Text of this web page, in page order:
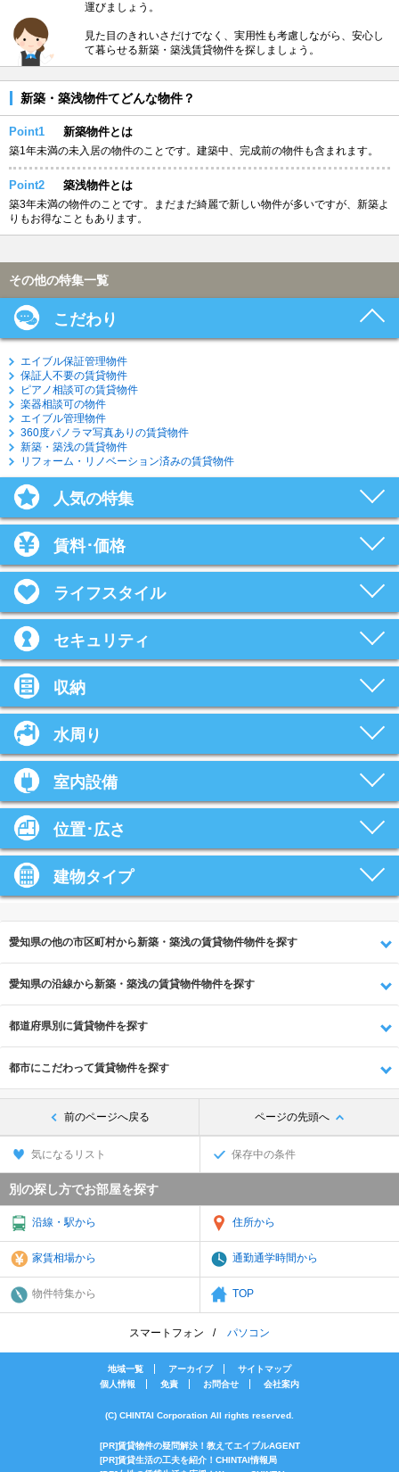
運びましょう。
見た目のきれいさだけでなく、実用性も考慮しながら、安心し
て暮らせる新築・築浅賃貸物件を探しましょう。
新築・築浅物件てどんな物件？
Point1 新築物件とは
築1年未満の未入居の物件のことです。建築中、完成前の物件も含まれます。
Point2 築浅物件とは
築3年未満の物件のことです。まだまだ綺麗で新しい物件が多いですが、新築よ
りもお得なこともあります。
その他の特集一覧
こだわり
エイブル保証管理物件
保証人不要の賃貸物件
ピアノ相談可の賃貸物件
楽器相談可の物件
エイブル管理物件
360度パノラマ写真ありの賃貸物件
新築・築浅の賃貸物件
リフォーム・リノベーション済みの賃貸物件
人気の特集
賃料･価格
ライフスタイル
セキュリティ
収納
水周り
室内設備
位置･広さ
建物タイプ
愛知県の他の市区町村から新築・築浅の賃貸物件物件を探す
愛知県の沿線から新築・築浅の賃貸物件物件を探す
都道府県別に賃貸物件を探す
都市にこだわって賃貸物件を探す
前のページへ戻る ページの先頭へ
気になるリスト 保存中の条件
別の探し方でお部屋を探す
沿線・駅から 住所から
家賃相場から 通勤通学時間から
物件特集から TOP
スマートフォン パソコン
地域一覧 アーカイブ
サイトマップ
個人情報
免責 お問合せ 会社案内
(C) CHINTAI Corporation All rights reserved.
[PR]賃貸物件の疑問解決！教えてエイブルAGENT
[PR]賃貸生活の工夫を紹介！CHINTAI情報局